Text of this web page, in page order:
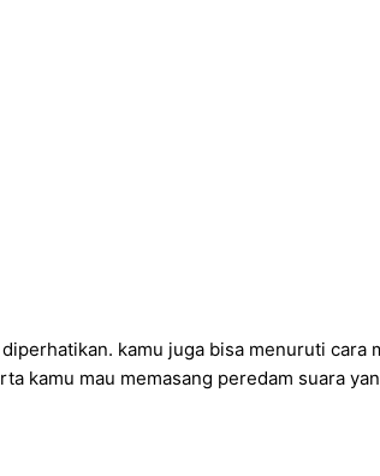
kamu juga bisa menuruti cara
kamu mau memasang peredam suara